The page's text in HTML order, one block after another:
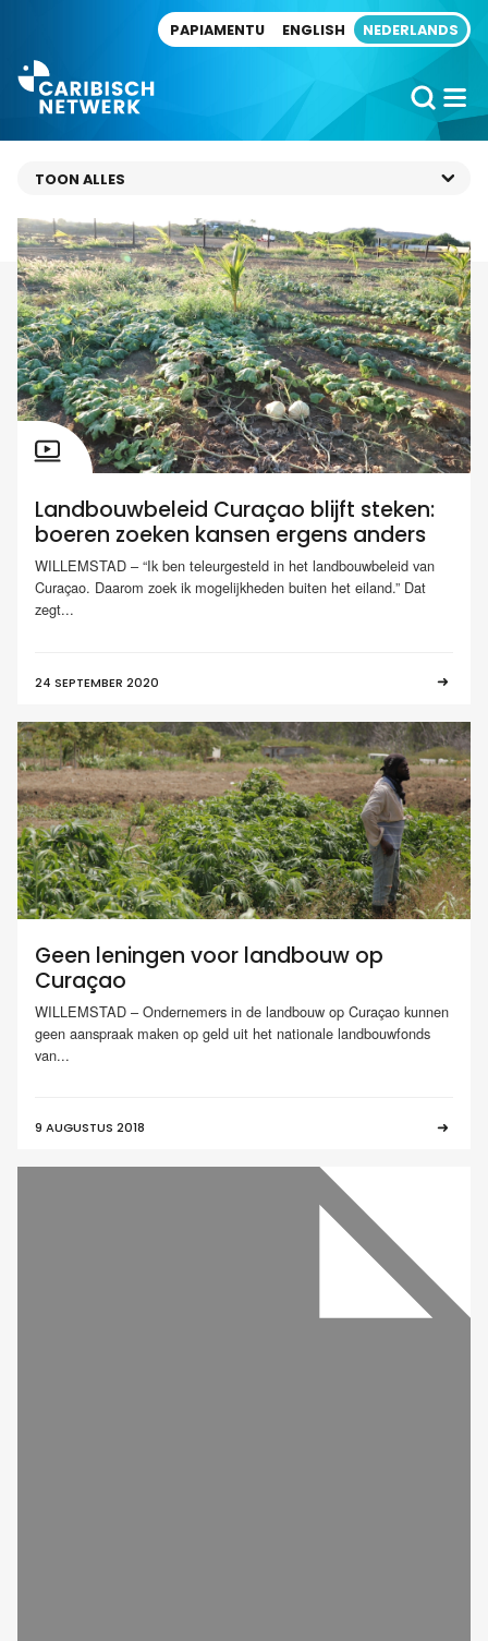
PAPIAMENTU ENGLISH NEDERLANDS
Landbouwbeleid Curaçao blijft steken:
boeren zoeken kansen ergens anders
WILLEMSTAD – “Ik ben teleurgesteld in het landbouwbeleid van
Curaçao. Daarom zoek ik mogelijkheden buiten het eiland.” Dat
zegt...
24 SEPTEMBER 2020
Geen leningen voor landbouw op
Curaçao
WILLEMSTAD – Ondernemers in de landbouw op Curaçao kunnen
geen aanspraak maken op geld uit het nationale landbouwfonds
van...
9 AUGUSTUS 2018